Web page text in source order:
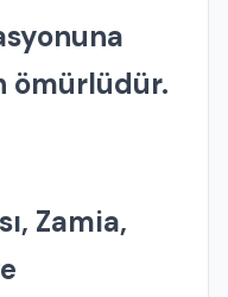
ömürlüdür.
Zamia,